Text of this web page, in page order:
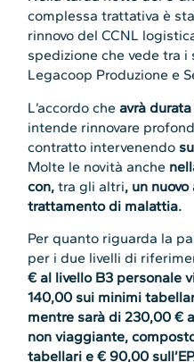
complessa trattativa è
rinnovo del CCNL
spedizione che vede tra
Legacoop Produzione e
L’accordo cheavrà
intende rinnovare
contratto intervenendo
Molte le novità anche
con,tra gli altri, un
trattamento di malattia.
Per quanto riguarda la
per i due livelli di
€ al livello B3 personale
140,00 sui minimi
mentre sarà di 230,00 €
non viaggiante,
tabellari e € 90,00